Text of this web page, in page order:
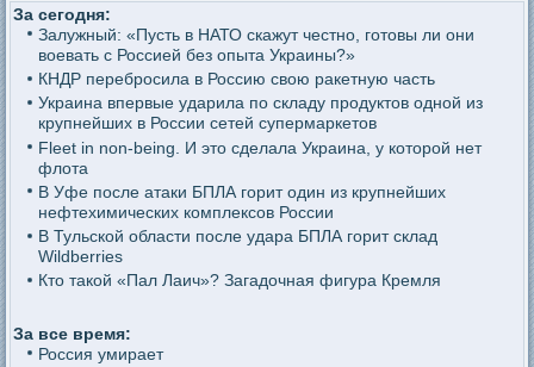
За сегодня:
Залужный: «Пусть в НАТО скажут честно, готовы ли они
воевать с Россией без опыта Украины?»
КНДР перебросила в Россию свою ракетную часть
Украина впервые ударила по складу продуктов одной из
крупнейших в России сетей супермаркетов
Fleet in non-being. И это сделала Украина, у которой нет
флота
В Уфе после атаки БПЛА горит один из крупнейших
нефтехимических комплексов России
В Тульской области после удара БПЛА горит склад
Wildberries
Кто такой «Пал Лаич»? Загадочная фигура Кремля
За все время:
Россия умирает